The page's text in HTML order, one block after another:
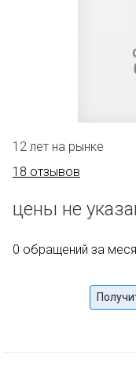
12 лет на рынке
18 отзывов
цены не
0 обращений за